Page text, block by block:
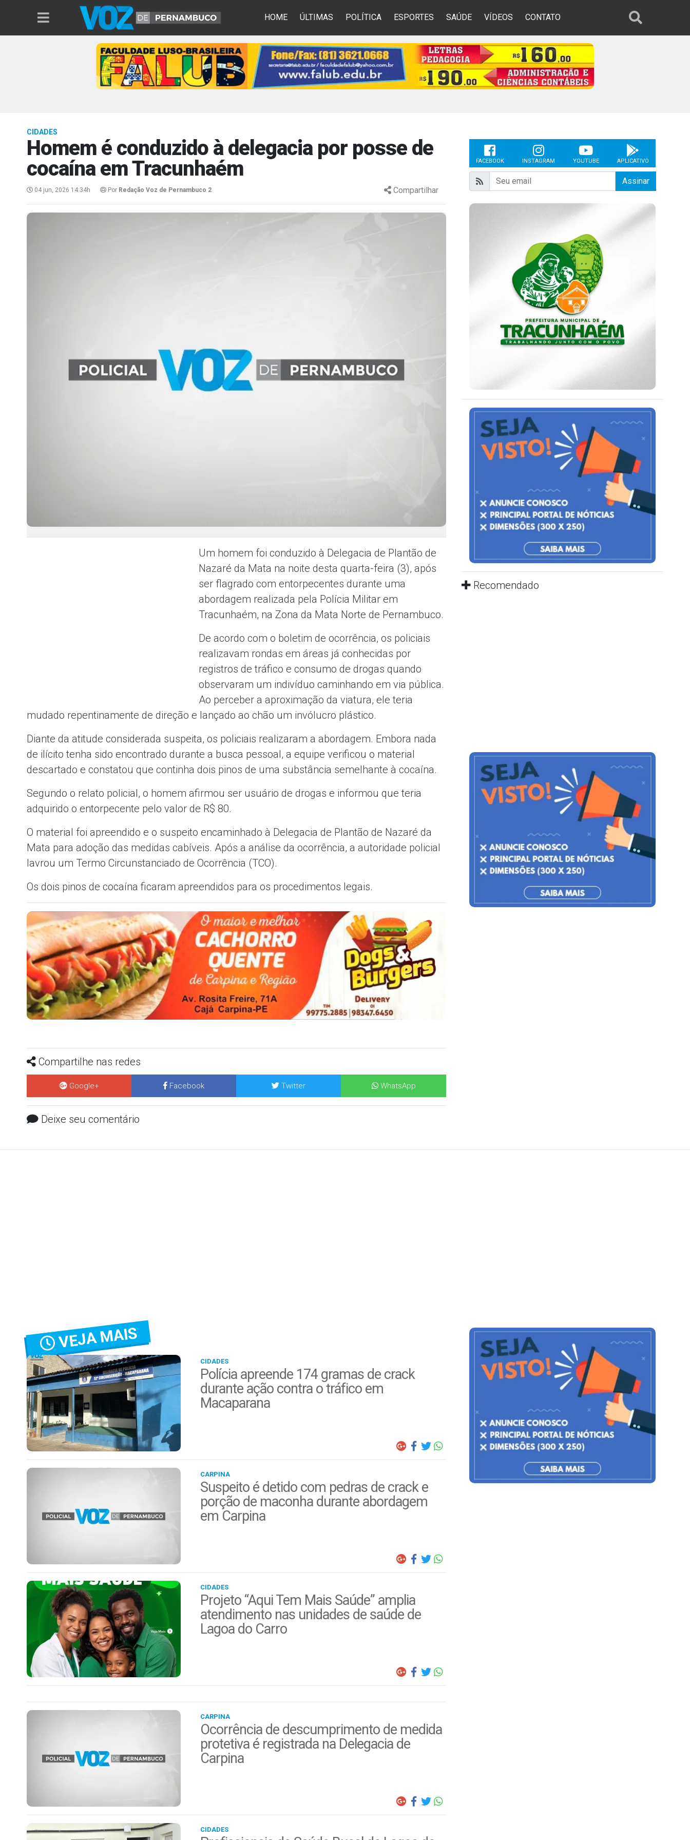
HOME ÚLTIMAS POLÍTICA ESPORTES SAÚDE VÍDEOS CONTATO
CIDADES
Homem é conduzido à delegacia por posse de
cocaína em Tracunhaém
04 jun, 2026 14:34h Por Redação Voz de Pernambuco 2 Compartilhar
Um homem foi conduzido à Delegacia de Plantão de
Nazaré da Mata na noite desta quarta-feira (3), após
ser flagrado com entorpecentes durante uma
abordagem realizada pela Polícia Militar em
Tracunhaém, na Zona da Mata Norte de Pernambuco.
De acordo com o boletim de ocorrência, os policiais
realizavam rondas em áreas já conhecidas por
registros de tráfico e consumo de drogas quando
observaram um indivíduo caminhando em via pública.
Ao perceber a aproximação da viatura, ele teria
mudado repentinamente de direção e lançado ao chão um invólucro plástico.
Diante da atitude considerada suspeita, os policiais realizaram a abordagem. Embora nada
de ilícito tenha sido encontrado durante a busca pessoal, a equipe verificou o material
descartado e constatou que continha dois pinos de uma substância semelhante à cocaína.
Segundo o relato policial, o homem afirmou ser usuário de drogas e informou que teria
adquirido o entorpecente pelo valor de R$ 80.
O material foi apreendido e o suspeito encaminhado à Delegacia de Plantão de Nazaré da
Mata para adoção das medidas cabíveis. Após a análise da ocorrência, a autoridade policial
lavrou um Termo Circunstanciado de Ocorrência (TCO).
Os dois pinos de cocaína ficaram apreendidos para os procedimentos legais.
Compartilhe nas redes
Google+ Facebook Twitter WhatsApp
Deixe seu comentário
FACEBOOK INSTAGRAM YOUTUBE APLICATIVO
Assinar
Recomendado
VEJA MAIS
CIDADES
Polícia apreende 174 gramas de crack
durante ação contra o tráfico em
Macaparana
CARPINA
Suspeito é detido com pedras de crack e
porção de maconha durante abordagem
em Carpina
CIDADES
Projeto “Aqui Tem Mais Saúde” amplia
atendimento nas unidades de saúde de
Lagoa do Carro
CARPINA
Ocorrência de descumprimento de medida
protetiva é registrada na Delegacia de
Carpina
CIDADES